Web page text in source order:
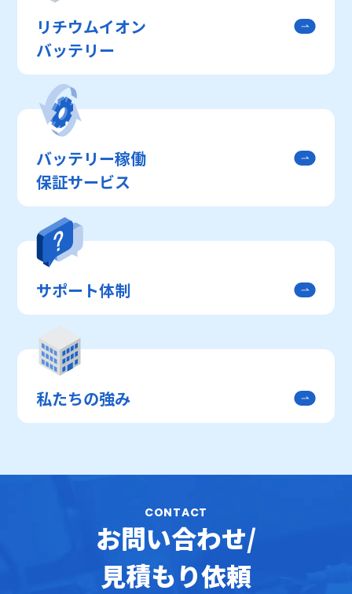
リチウムイオン
バッテリー
バッテリー稼働
保証サービス
サポート体制
私たちの強み
CONTACT
お問い合わせ/
見積もり依頼